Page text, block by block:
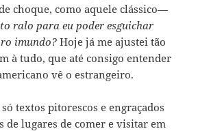
choque, como aquele clássico—
ralo para eu poder esguichar
imundo? Hoje já me ajustei tão
à tudo, que até consigo entender
vê o estrangeiro.
textos pitorescos e engraçados
de lugares de comer e visitar em